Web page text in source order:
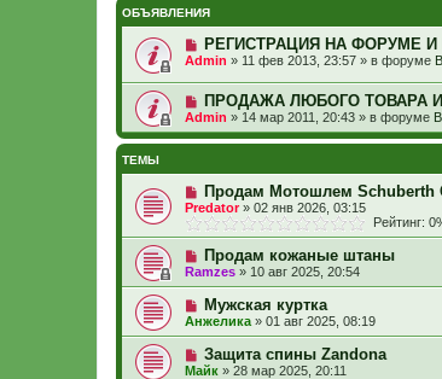
ОБЪЯВЛЕНИЯ
РЕГИСТРАЦИЯ НА ФОРУМЕ
Admin » 11 фев 2013, 23:57 » в форуме
ПРОДАЖА ЛЮБОГО ТОВАРА
Admin » 14 мар 2011, 20:43 » в форуме
ТЕМЫ
Продам Мотошлем Schuberth
Predator» 02 янв 2026, 03:15
Рейтинг:
Продам кожаные штаны
Ramzes » 10 авг 2025, 20:54
Мужская куртка
Анжелика » 01 авг 2025, 08:19
Защита спины Zandona
Майк » 28 мар 2025, 20:11